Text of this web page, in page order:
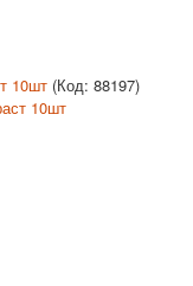
10шт (Код: 88197)